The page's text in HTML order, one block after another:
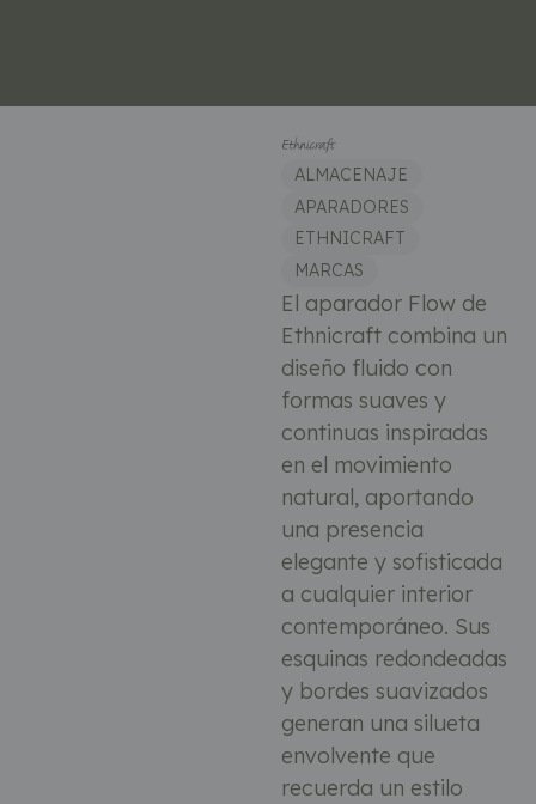
ALMACENAJE
APARADORES
ETHNICRAFT
MARCAS
El aparador Flow de
Ethnicraft combina un
diseño fluido con
formas suaves y
continuas inspiradas
en el movimiento
natural, aportando
una presencia
elegante y sofisticada
a cualquier interior
contemporáneo. Sus
esquinas redondeadas
y bordes suavizados
generan una silueta
envolvente que
recuerda un estilo